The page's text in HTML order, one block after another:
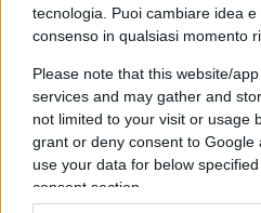
tecnologia. Puoi cambiare idea
consenso in qualsiasi momento
Please note that this website/
services and may gather and
not limited to your visit or usage
grant or deny consent to
use your data for below
consent section.
minimo di attesa prima di
messe loro a disposizione
lieti di acquisire cortigiani
No. Sarebbe scorretto
hanno un risultato